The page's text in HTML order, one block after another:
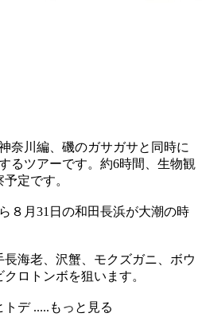
奈川編、磯のガサガサと同時に
るツアーです。約6時間、生物観
定です。
８月31日の和田長浜が大潮の時
海老、沢蟹、モクズガニ、ボウ
ロトンボを狙います。
トデ .....もっと見る